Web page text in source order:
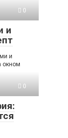
0
и
и
окном
0